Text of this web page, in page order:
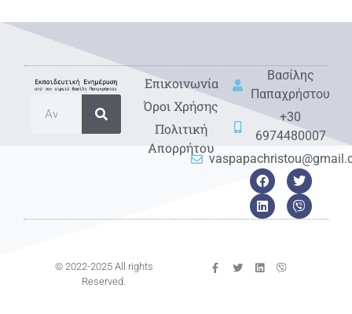
Eπικοινωνία
Όροι Χρήσης
Πολιτική
Απορρήτου
Βασίλης
Παπαχρήστου
+30
6974480007
© 2022-2025 All rights
Reserved.